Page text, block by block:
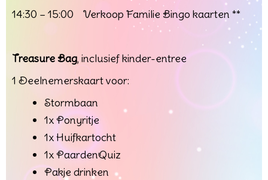
14:30 – 15:00 Verkoop Familie Bingo kaarten **
Treasure Bag, inclusief kinder-entree
1 Deelnemerskaart voor:
Stormbaan
1x Ponyritje
1x Huifkartocht
1x PaardenQuiz
Pakje drinken